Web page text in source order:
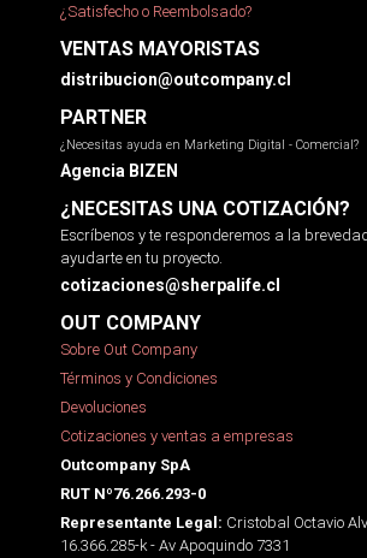
¿Satisfecho o Reembolsado?
VENTAS MAYORISTAS
distribucion@outcompany.cl
PARTNER
¿Necesitas ayuda en Marketing Digital - Comercial?
Agencia BIZEN
¿NECESITAS UNA COTIZACIÓN?
Escríbenos y te responderemos a la
ayudarte en tu proyecto.
cotizaciones@sherpalife.cl
OUT COMPANY
Sobre Out Company
Términos y Condiciones
Devoluciones
Cotizaciones y ventas a empresas
Outcompany SpA
RUT Nº76.266.293-0
Representante Legal: Cristobal Octavio
16.366.285-k - Av Apoquindo 7331